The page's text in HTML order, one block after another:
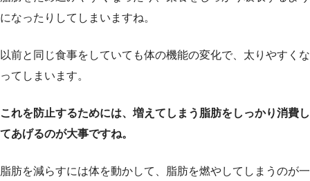
になったりしてしまいますね。
以前と同じ食事をしていても体の機能の変化で、太りやすくな
ってしまいます。
これを防止するためには、増えてしまう脂肪をしっかり消費し
てあげるのが大事ですね。
脂肪を減らすには体を動かして、脂肪を燃やしてしまうのが一